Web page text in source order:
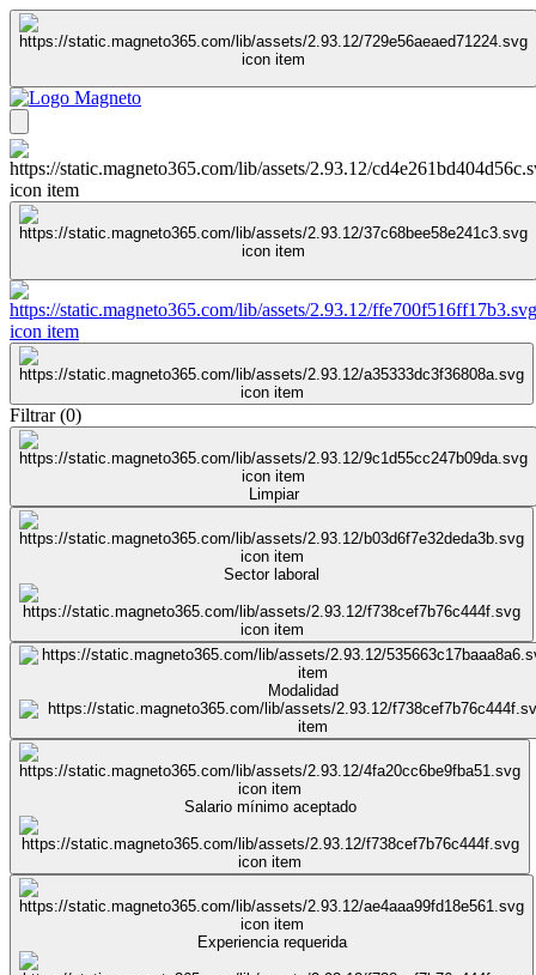
Filtrar(0)
Limpiar
Sector laboral
Modalidad
Salario mínimo aceptado
Experiencia requerida